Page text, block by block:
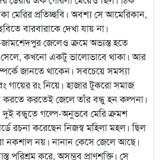
মেরির প্রতিচ্ছবি। অবশ্য সে আমেরিকান,
বারবারাকে দেখা যায় না।
জামশেদপুর জেলেও ক্রমে অভ্যস্ত হতে
কখনো একটু ভালোভাবে থাকা। আর
জানতে থাকেন। সবচেয়ে সমস্যা
গায়ের রং নিয়ে। হাজার টুকরো সমাজ
করতেই জেলে তাঁর বন্ধু হন কল্পনা।
বন্ধুতে গল্পে-অনুভবে মেরি ক্রমশ
রচনা করেছেন নিজস্ব মহিলা মহল। ছিল
নকশাল নয়। নানান কেসে জেলে আছে।
পরিশ্রম করে, অসম্ভব প্রাণশক্তি। সে